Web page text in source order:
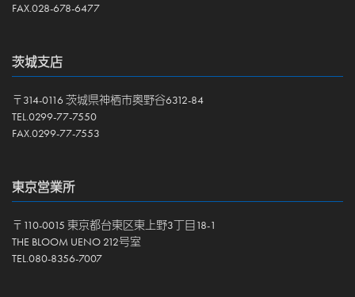
FAX.028-678-6477
茨城支店
〒314-0116 茨城県神栖市奥野谷6312-84
TEL.0299-77-7550
FAX.0299-77-7553
東京営業所
〒110-0015 東京都台東区東上野3丁目18-1
THE BLOOM UENO 212号室
TEL.080-8356-7007